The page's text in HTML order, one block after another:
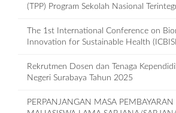
(TPP) Program Sekolah Nasional
The 1st International Conference on
Innovation for Sustainable Health
Rekrutmen Dosen dan Tenaga
Negeri Surabaya Tahun 2025
PERPANJANGAN MASA PEMBAYARAN